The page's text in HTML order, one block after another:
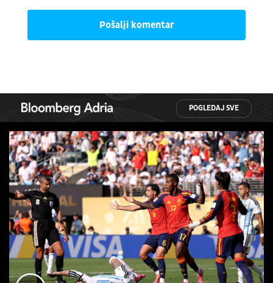
Pošalji komentar
POGLEDAJ SVE